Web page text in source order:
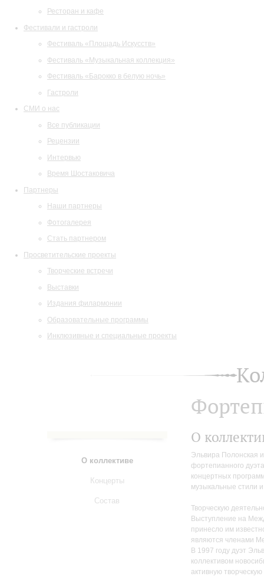
Ресторан и кафе
Фестивали и гастроли
Фестиваль «Площадь Искусств»
Фестиваль «Музыкальная коллекция»
Фестиваль «Барокко в белую ночь»
Гастроли
СМИ о нас
Все публикации
Рецензии
Интервью
Время Шостаковича
Партнеры
Наши партнеры
Фотогалерея
Стать партнером
Просветительские проекты
Творческие встречи
Выставки
Издания филармонии
Образовательные программы
Инклюзивные и специальные проекты
О коллективе
Концерты
Состав
О
Эльвира Полонская
фортепианного
концертных
музыкальные стили
Творческую
Выступление на
принесло им
являются членами
В 1997 году дуэт
коллективом
активную